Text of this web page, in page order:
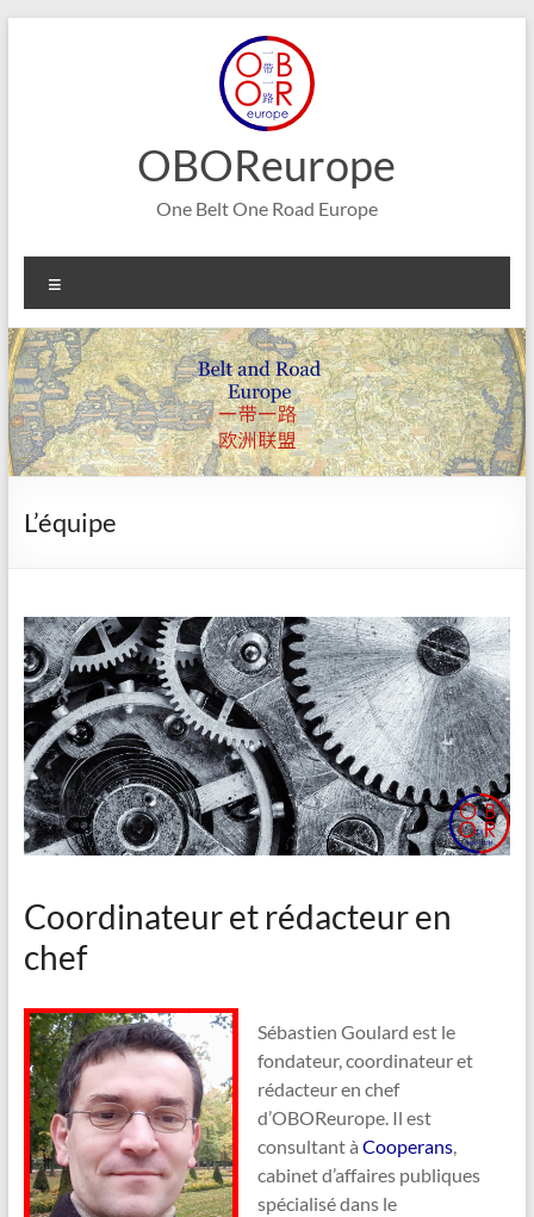
OBOReurope
One Belt One Road Europe
L’équipe
Coordinateur et rédacteur en
chef
Sébastien Goulard est le
fondateur, coordinateur et
rédacteur en chef
d’OBOReurope. Il est
consultant à Cooperans,
cabinet d’affaires publiques
spécialisé dans le